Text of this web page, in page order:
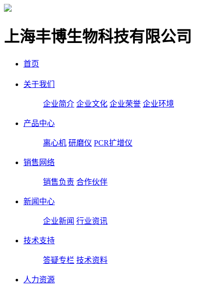
上海丰博生物科技有限公司
首页
关于我们
企业简介 企业文化 企业荣誉 企业环境
产品中心
离心机 研磨仪 PCR扩增仪
销售网络
销售负责 合作伙伴
新闻中心
企业新闻 行业资讯
技术支持
答疑专栏 技术资料
人力资源